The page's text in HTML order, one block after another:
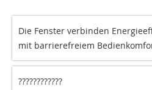
Die Fenster verbinden
mit barrierefreiem
????????????